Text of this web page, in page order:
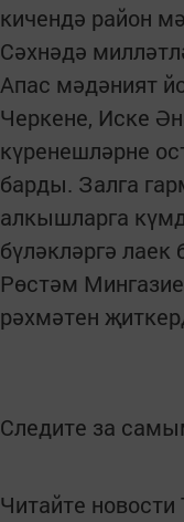
кичендә район
Сәхнәдә
Апас мәдәният
Черкене, Иске
күренешләрне
барды. Залга
алкышларга
бүләкләргә
Рөстәм
рәхмәтен
Следите за
Читайте